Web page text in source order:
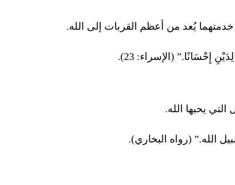
خدمتهما يُعد من أعظم القربات إلى الله.
إِحْسَانًا.” (الإسراء: 23).
يحبها الله.
الله.” (رواه البخاري).